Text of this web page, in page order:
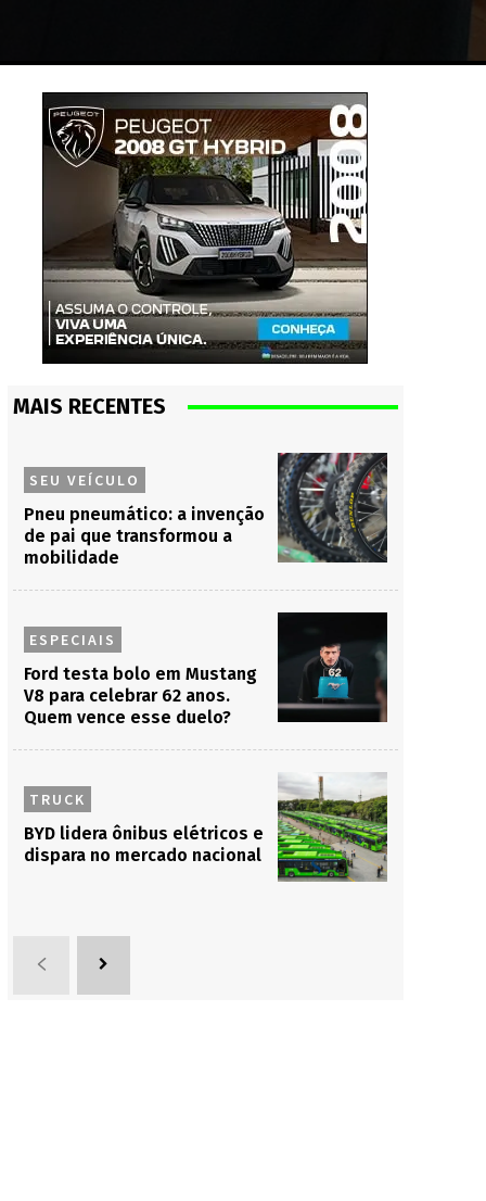
MAIS RECENTES
SEU VEÍCULO
Pneu pneumático: a invenção
de pai que transformou a
mobilidade
ESPECIAIS
Ford testa bolo em Mustang
V8 para celebrar 62 anos.
Quem vence esse duelo?
TRUCK
BYD lidera ônibus elétricos e
dispara no mercado nacional